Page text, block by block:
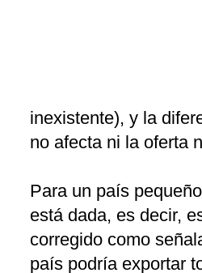
inexistente), y la
no afecta ni la oferta
Para un país
está dada, es decir,
corregido como
país podría exportar